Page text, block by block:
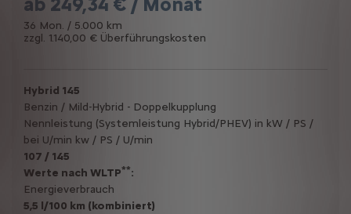
36 Mon. / 5.000 km
zzgl. 1.140,00 € Überführungskosten
Hybrid 145
Benzin / Mild-Hybrid - Doppelkupplung
Nennleistung (Systemleistung Hybrid/PHEV) in kW / PS /
bei U/min kw / PS / U/min
107 / 145
Werte nach WLTP**:
Energieverbrauch
5,5 l/100 km (kombiniert)